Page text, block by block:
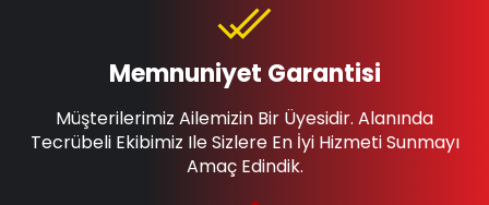
Memnuniyet Garantisi
Müşterilerimiz Ailemizin Bir Üyesidir. Alanında
Tecrübeli Ekibimiz Ile Sizlere En İyi Hizmeti Sunmayı
Amaç Edindik.